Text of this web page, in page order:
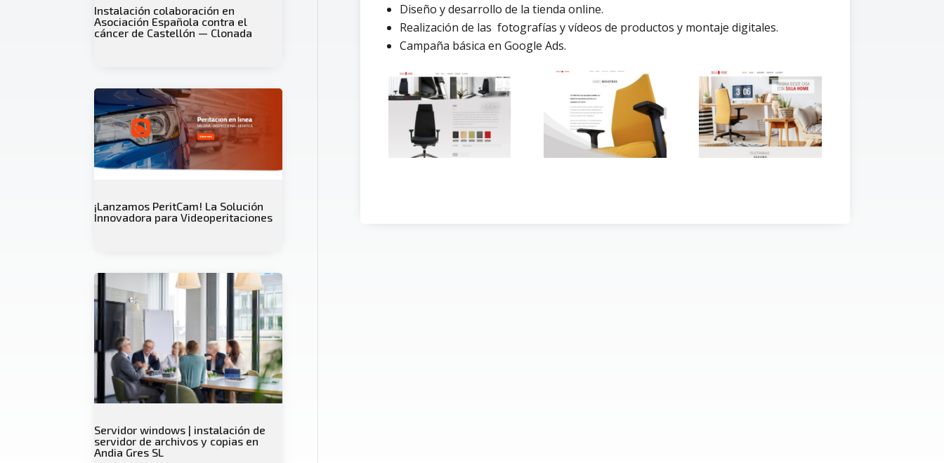
Instalación colaboración en
Asociación Española contra el
cáncer de Castellón — Clonada
¡Lanzamos PeritCam! La Solución
Innovadora para Videoperitaciones
Servidor windows | instalación de
servidor de archivos y copias en
Andia Gres SL
Diseño y desarrollo de la tienda online.
Realización de las fotografías y vídeos de productos y montaje digitales.
Campaña básica en Google Ads.